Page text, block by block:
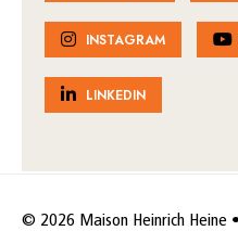
INSTAGRAM
LINKEDIN
© 2026 Maison Heinrich Heine